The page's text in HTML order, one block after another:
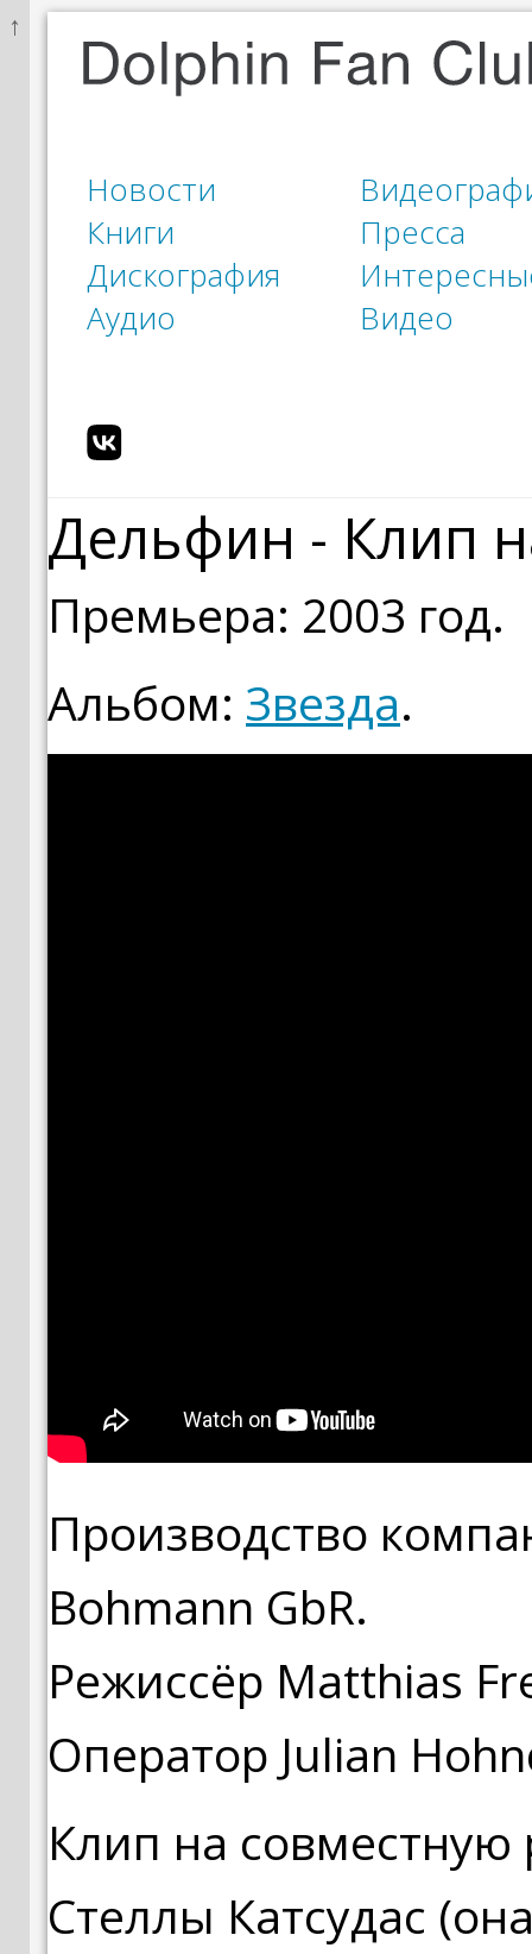
↑
Новости
Книги
Дискография
Аудио
Пресса
Видео
Дельфин - Клип
Премьера: 2003 год.
Альбом: Звезда.
Производство
Bohmann GbR.
Режиссёр Matthias
Оператор Julian
Клип на
Стеллы Катсудас